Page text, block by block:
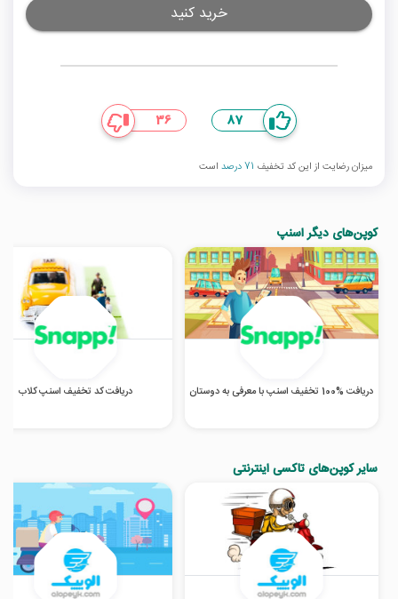
خرید کنید
87
36
میزان رضایت از این کد تخفیف 71 درصد است
کوپن‌های دیگر اسنپ
دریافت %100 تخفیف اسنپ با معرفی به دوستان دریافت کد تخفیف اسنپ کلاب
سایر کوپن‌های تاکسی اینترنتی